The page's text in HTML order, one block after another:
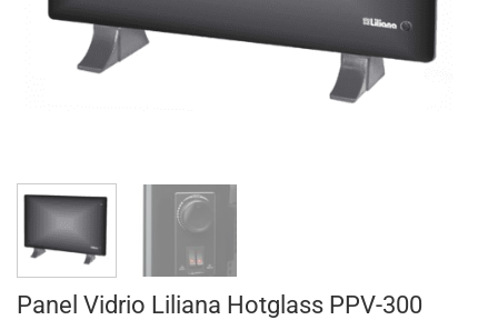
Panel Vidrio Liliana Hotglass PPV-300